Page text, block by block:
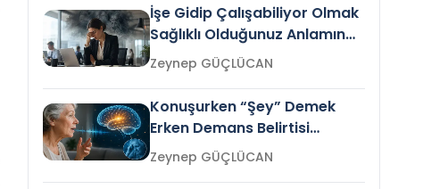
İşe Gidip Çalışabiliyor Olmak
Sağlıklı Olduğunuz Anlamına
Gelir mi?Zeynep GÜÇLÜCAN
Konuşurken “Şey” Demek
Erken Demans Belirtisi
Olabilir mi?Zeynep GÜÇLÜCAN